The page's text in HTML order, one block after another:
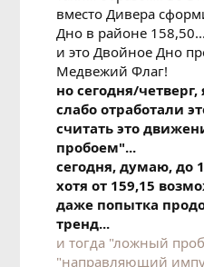
вместо Дивера
Дно в районе 158,50...
и это Двойное Дно
Медвежий Флаг!
но сегодня/
слабо отработали
считать это
пробоем"...
сегодня, думаю, до
хотя от 159,15
даже попытка
тренд...
и тогда "ложный
"направляющий